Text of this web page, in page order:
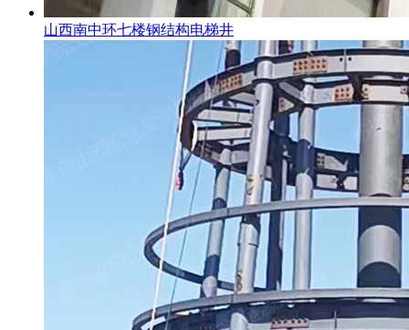
山西南中环七楼钢结构电梯井